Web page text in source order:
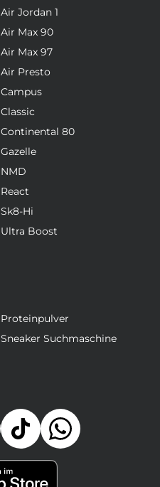
Air Jordan 1
Air Max 90
Air Max 97
Air Presto
Campus
Classic
Continental 80
Gazelle
NMD
React
Sk8-Hi
Ultra Boost
Proteinpulver
Sneaker Suchmaschine